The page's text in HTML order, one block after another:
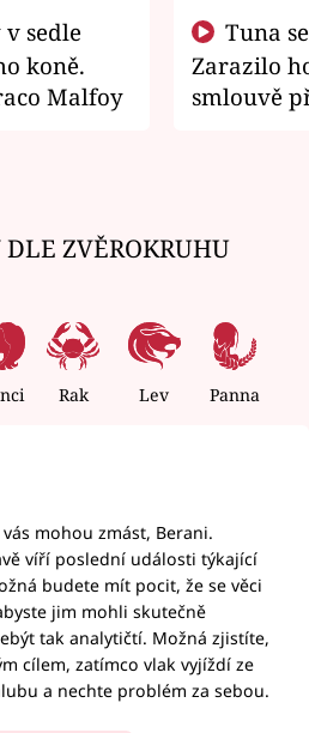
koně.
Malfoy
Zarazilo
smlouvě
DLE ZVĚROKRUHU
Rak Lev Panna
mohou zmást, Berani.
víří poslední události týkající
budete mít pocit, že se věci
jim mohli skutečně
tak analytičtí. Možná zjistíte,
cílem, zatímco vlak vyjíždí ze
a nechte problém za sebou.